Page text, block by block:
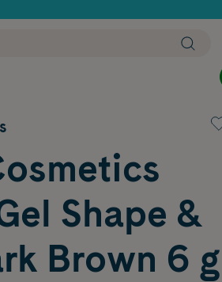
Shape &
Brown 6 g